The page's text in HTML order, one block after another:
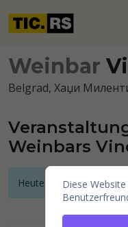
Weinbar
Belgrad, Хаџи
Weinbars
Heute gibt es keine
Diese